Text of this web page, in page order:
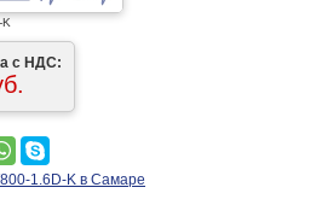
с НДС:
1.6D-K в Самаре